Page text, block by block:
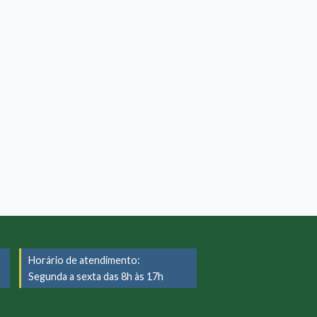
Horário de atendimento:
Segunda a sexta das 8h às 17h